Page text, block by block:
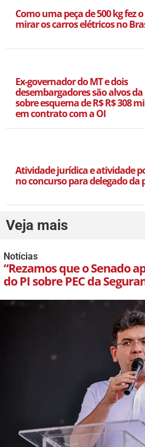
Como uma peça de 500 kg fez
mirar os carros elétricos no
Ex-governador do MT e dois
desembargadores são alvos da
sobre esquema de R$ R$ 308
em contrato com a OI
Atividade jurídica e atividade
no concurso para delegado da
Veja mais
Notícias
“Rezamos que o Senado
do PI sobre PEC da